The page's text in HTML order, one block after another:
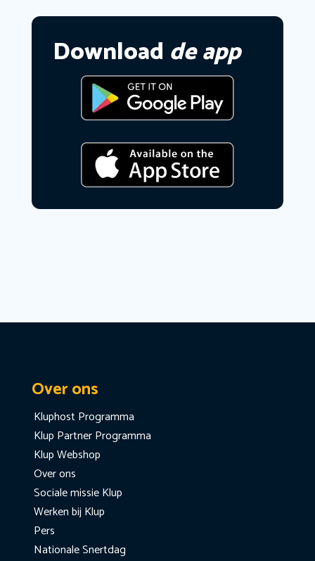
Download de app
Over ons
Kluphost Programma
Klup Partner Programma
Klup Webshop
Over ons
Sociale missie Klup
Werken bij Klup
Pers
Nationale Snertdag